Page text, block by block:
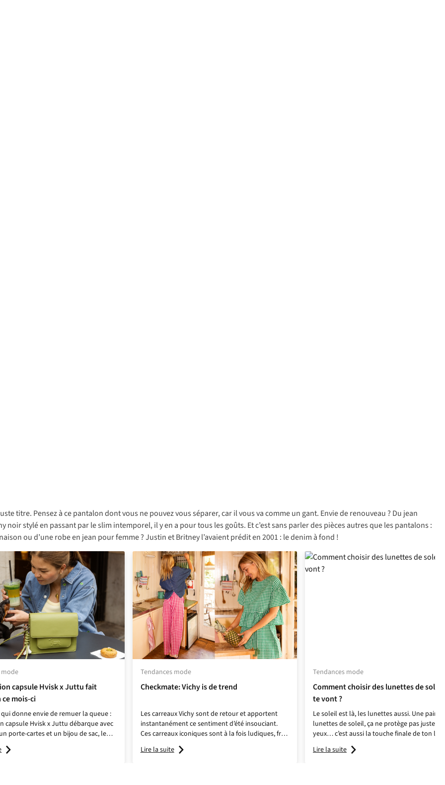
titre. Pensez à ce pantalon dont vous ne pouvez vous séparer, car il vous va comme un gant. Envie de renouveau ? Du jean
stylé en passant par le slim intemporel, il y en a pour tous les goûts. Et c’est sans parler des pièces autres que les pantalons :
ou d’une robe en jean pour femme ? Justin et Britney l’avaient prédit en 2001 : le denim à fond !
mode
capsule Hvisk x Juttu fait
mois-ci
donne envie de remuer la queue :
capsule Hvisk x Juttu débarque avec
porte-cartes et un bijou de sac, le
ton vert pistache ultra-frais, décoré
Tendances mode
Checkmate: Vichy is de trend
Les carreaux Vichy sont de retour et apportent
instantanément ce sentiment d’été insouciant.
Ces carreaux iconiques sont à la fois ludiques, frais
et intemporels. Ils évoquent les pique-niques
baignés de soleil et les marchés français, mais se
Lire la suite
Tendances mode
Comment choisir des lunettes de
te vont ?
Le soleil est là, les lunettes aussi. Une paire
lunettes de soleil, ça ne protège pas juste
yeux… c’est aussi la touche finale de ton
Mais quelles sont les tendances ? Et surtout
modèle te va vraiment ? On t’aide à faire le
Lire la suite